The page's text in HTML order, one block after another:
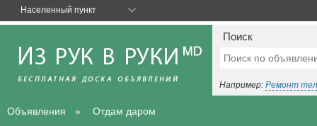
Поиск
Например: Ремонт
Объявления Отдам даром
Населенный пункт